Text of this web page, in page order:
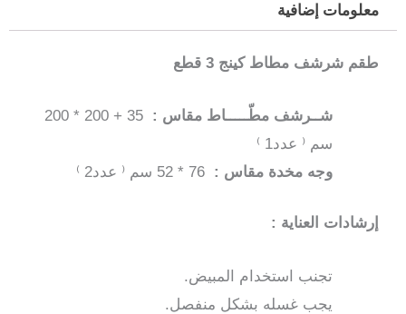
سالرينو
200*200
معلومات إضافية
طقم شرشف مطاط كينج 3 قطع
شــرشف مطّـــــاط مقاس :
35 + 200 * 200
سم ⁽ عدد1 ⁾
وجه مخدة مقاس :
إرشادات العناية :
تجنب استخدام المبيض.
يجب غسله بشكل منفصل.